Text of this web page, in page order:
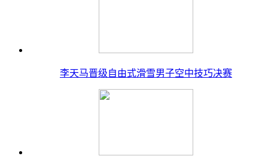
李天马晋级自由式滑雪男子空中技巧决赛